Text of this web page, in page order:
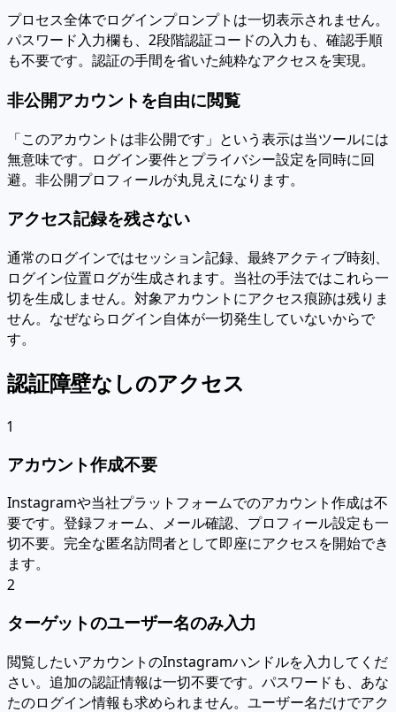
プロセス全体でログインプロンプトは一切表示されません。
パスワード入力欄も、2段階認証コードの入力も、確認手順
も不要です。認証の手間を省いた純粋なアクセスを実現。
非公開アカウントを自由に閲覧
「このアカウントは非公開です」という表示は当ツールには
無意味です。ログイン要件とプライバシー設定を同時に回
避。非公開プロフィールが丸見えになります。
アクセス記録を残さない
通常のログインではセッション記録、最終アクティブ時刻、
ログイン位置ログが生成されます。当社の手法ではこれら一
切を生成しません。対象アカウントにアクセス痕跡は残りま
せん。なぜならログイン自体が一切発生していないからで
す。
認証障壁なしのアクセス
1
アカウント作成不要
Instagramや当社プラットフォームでのアカウント作成は不
要です。登録フォーム、メール確認、プロフィール設定も一
切不要。完全な匿名訪問者として即座にアクセスを開始でき
ます。
2
ターゲットのユーザー名のみ入力
閲覧したいアカウントのInstagramハンドルを入力してくだ
さい。追加の認証情報は一切不要です。パスワードも、あな
たのログイン情報も求められません。ユーザー名だけでアク